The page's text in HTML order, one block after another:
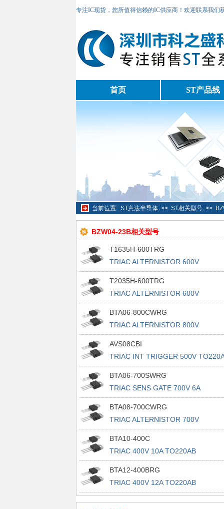
专注IC现货，您所值得信赖的IC供应商！欢迎联系我们
首页 ST产品线
当前位置: ST意法半导体>> ST相关型号>>
BZW04-23B相关型号
T1635H-600TRG
TRIAC ALTERNISTOR 600V
TO220AB
T2035H-600TRG
TRIAC ALTERNISTOR 600V
TO220AB
BTA06-800CWRG
TRIAC ALTERNISTOR 800V
TO220AB
AVS08CBI
TRIAC INT TRIGGER 500V
BTA06-700SWRG
TRIAC SENS GATE 700V 6A
TO220AB
BTA08-700CWRG
TRIAC ALTERNISTOR 700V
TO220AB
BTA10-400C
TRIAC 400V 10A TO220AB
BTA12-400BRG
TRIAC 400V 12A TO220AB